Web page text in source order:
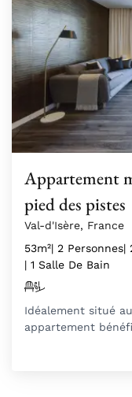
Appartement
pied des pistes
Val-d'Isère, France
53m²| 2 Personnes|
| 1 Salle De Bain
Idéalement situé
appartement